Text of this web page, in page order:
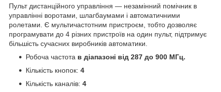
Пульт дистанційного управління — незамінний помічник в
управлінні воротами, шлагбаумами і автоматичними
ролетами. Є мультичастотним пристроєм, тобто дозволяє
програмувати до 4 різних пристроїв на один пульт, підтримує
більшість сучасних виробників автоматики.
Робоча частота в діапазоні від 287 до 900 МГц.
Кількість кнопок: 4
Кількість каналів: 4